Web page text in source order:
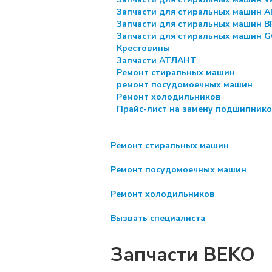
Запчасти для стиральных машин
Запчасти для стиральных машин
Запчасти для стиральных машин
Крестовины
Запчасти АТЛАНТ
Ремонт стиральных машин
ремонт посудомоечных машин
Ремонт холодильников
Прайс-лист на замену
Ремонт стиральных машин
Ремонт посудомоечных машин
Ремонт холодильников
Вызвать специалиста
Запчасти BEKO